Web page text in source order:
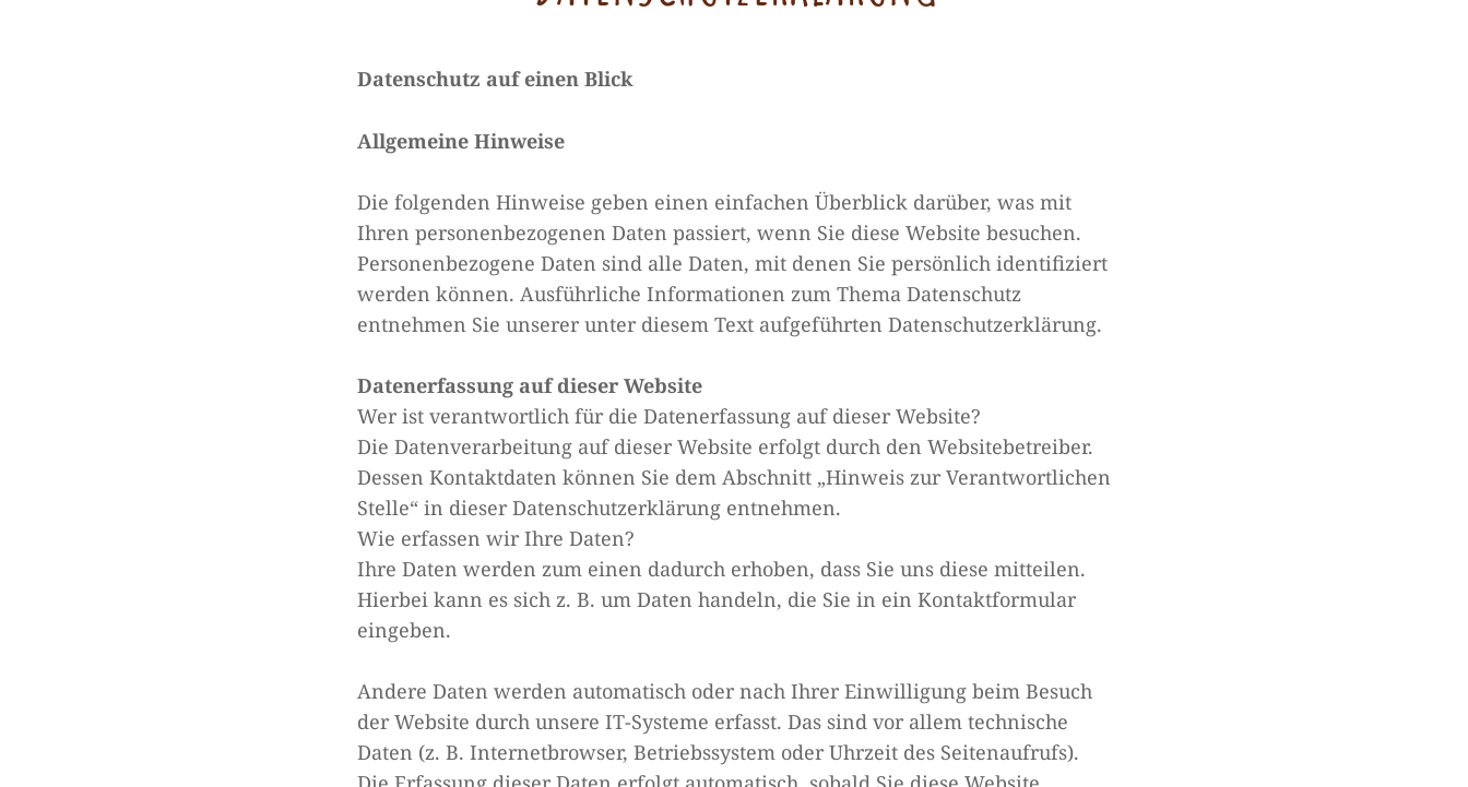
Datenschutz auf einen Blick
Allgemeine Hinweise
Die folgenden Hinweise geben einen einfachen Überblick darüber, was mit
Ihren personenbezogenen Daten passiert, wenn Sie diese Website besuchen.
Personenbezogene Daten sind alle Daten, mit denen Sie persönlich identifiziert
werden können. Ausführliche Informationen zum Thema Datenschutz
entnehmen Sie unserer unter diesem Text aufgeführten Datenschutzerklärung.
Datenerfassung auf dieser Website
Wer ist verantwortlich für die Datenerfassung auf dieser Website?
Die Datenverarbeitung auf dieser Website erfolgt durch den Websitebetreiber.
Dessen Kontaktdaten können Sie dem Abschnitt „Hinweis zur Verantwortlichen
Stelle“ in dieser Datenschutzerklärung entnehmen.
Wie erfassen wir Ihre Daten?
Ihre Daten werden zum einen dadurch erhoben, dass Sie uns diese mitteilen.
Hierbei kann es sich z. B. um Daten handeln, die Sie in ein Kontaktformular
eingeben.
Andere Daten werden automatisch oder nach Ihrer Einwilligung beim Besuch
der Website durch unsere IT-Systeme erfasst. Das sind vor allem technische
Daten (z. B. Internetbrowser, Betriebssystem oder Uhrzeit des Seitenaufrufs).